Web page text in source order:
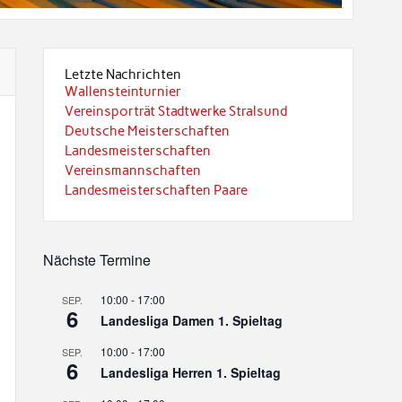
Letzte Nachrichten
Wallensteinturnier
Vereinsporträt Stadtwerke Stralsund
Deutsche Meisterschaften
Landesmeisterschaften
Vereinsmannschaften
Landesmeisterschaften Paare
Nächste Termine
SEP.
6
10:00 - 17:00
Landesliga Damen 1. Spieltag
SEP.
6
10:00 - 17:00
Landesliga Herren 1. Spieltag